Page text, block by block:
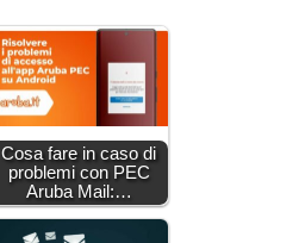
Cosa fare in caso di
problemi con PEC
Aruba Mail:…